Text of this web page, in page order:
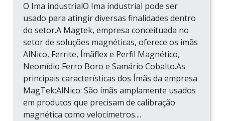
O Ima industrialO Ima industrial pode ser
usado para atingir diversas finalidades dentro
do setor.A Magtek, empresa conceituada no
setor de soluções magnéticas, oferece os imãs
AlNico, Ferrite, Ímãflex e Perfil Magnético,
Neomídio Ferro Boro e Samário Cobalto.As
principais características dos Ímãs da empresa
MagTek:AlNico: São ímãs amplamente usados
em produtos que precisam de calibração
magnética como velocímetros....